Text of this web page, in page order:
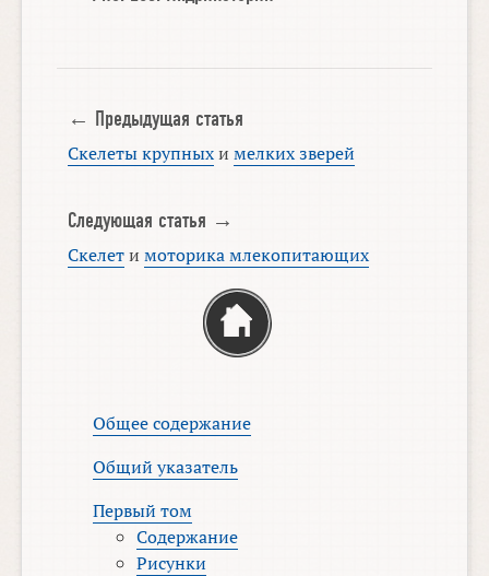
← Предыдущая статья
Скелеты крупныхи мелких зверей
Следующая статья →
Скелети моторика млекопитающих
Общее содержание
Общий указатель
Первый том
Содержание
Рисунки